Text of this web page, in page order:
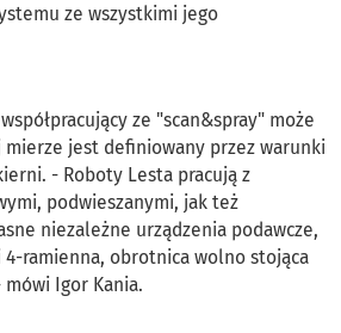
ze wszystkimi jego
współpracujący ze "scan&spray" może
jest definiowany przez warunki
- Roboty Lesta pracują z
podwieszanymi, jak też
niezależne urządzenia podawcze,
ramienna, obrotnica wolno stojąca
Igor Kania.